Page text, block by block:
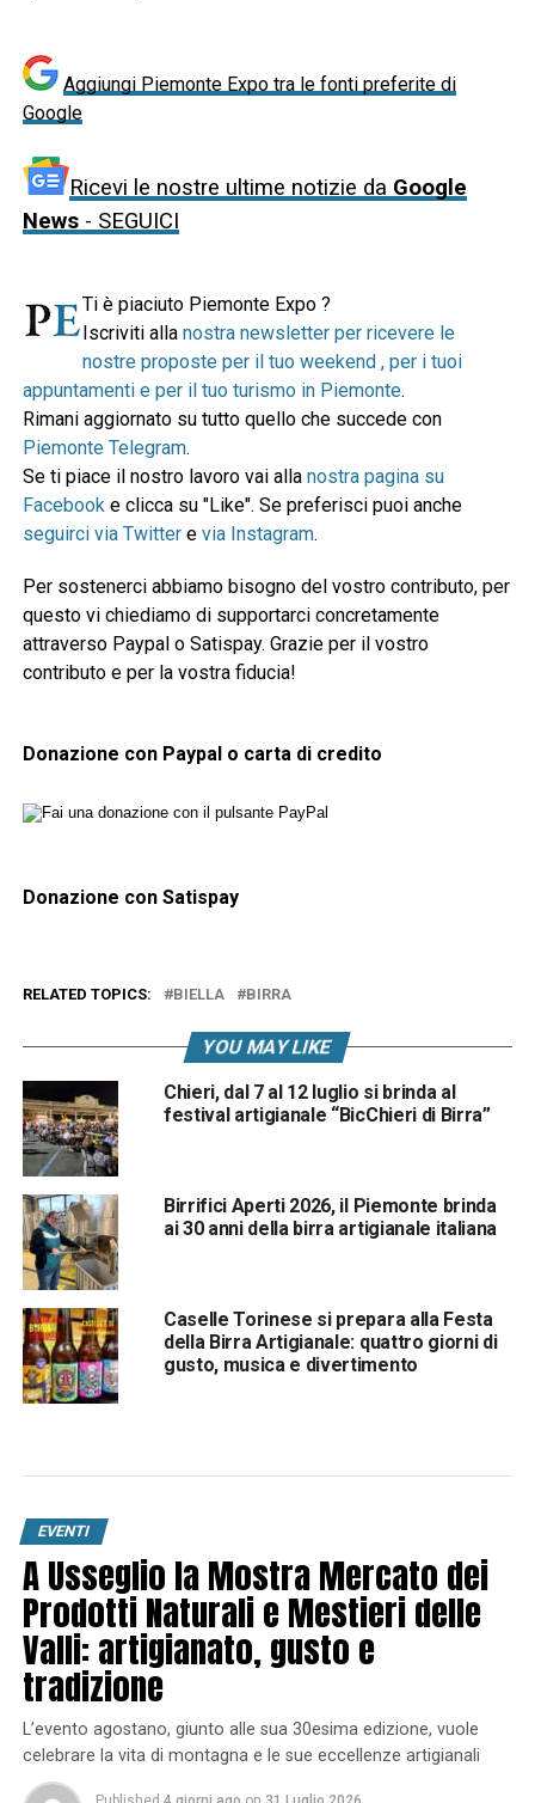
Aggiungi Piemonte Expo tra le fonti preferite di
Google
Ricevi le nostre ultime notizie da Google
News- SEGUICI
Ti è piaciuto Piemonte Expo ?
Iscriviti alla nostra newsletter per ricevere le
nostre proposte per il tuo weekend , per i tuoi
appuntamenti e per il tuo turismo in Piemonte.
Rimani aggiornato su tutto quello che succede con
Piemonte Telegram.
Se ti piace il nostro lavoro vai alla nostra pagina su
Facebooke clicca su "Like". Se preferisci puoi anche
seguirci via Twittere via Instagram.
Per sostenerci abbiamo bisogno del vostro contributo, per
questo vi chiediamo di supportarci concretamente
attraverso Paypal o Satispay. Grazie per il vostro
contributo e per la vostra fiducia!
Donazione con Paypal o carta di credito
Donazione con Satispay
RELATED TOPICS: BIELLA BIRRA
YOU MAY LIKE
Chieri, dal 7 al 12 luglio si brinda al
festival artigianale “BicChieri di Birra”
Birrifici Aperti 2026, il Piemonte brinda
ai 30 anni della birra artigianale italiana
Caselle Torinese si prepara alla Festa
della Birra Artigianale: quattro giorni di
gusto, musica e divertimento
EVENTI
A Usseglio la Mostra Mercato dei
Prodotti Naturali e Mestieri delle
Valli: artigianato, gusto e
tradizione
L’evento agostano, giunto alle sua 30esima edizione, vuole
celebrare la vita di montagna e le sue eccellenze artigianali